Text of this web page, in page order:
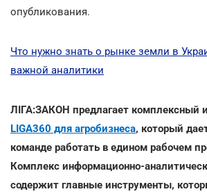
опубликования.
Что нужно знать о рынке земли в
важной аналитики
ЛІГА:ЗАКОН предлагает комплексный
LIGA360 для агробизнеса, который
команде работать в едином рабочем
Комплекс информационно-
содержит главные инструменты,